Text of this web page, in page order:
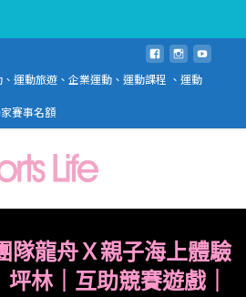
運動旅遊、企業運動、運動課程 、運動
賽事名額
隊龍舟Ｘ親子海上體驗
林｜互助競賽遊戲｜